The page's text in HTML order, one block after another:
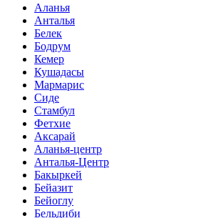
Аланья
Анталья
Белек
Бодрум
Кемер
Кушадасы
Мармарис
Сиде
Стамбул
Фетхие
Аксарай
Аланья-центр
Анталья-Центр
Бакыркей
Бейазит
Бейоглу
Бельдиби